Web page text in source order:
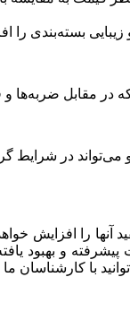
و بهبود
با کارشناسان ما